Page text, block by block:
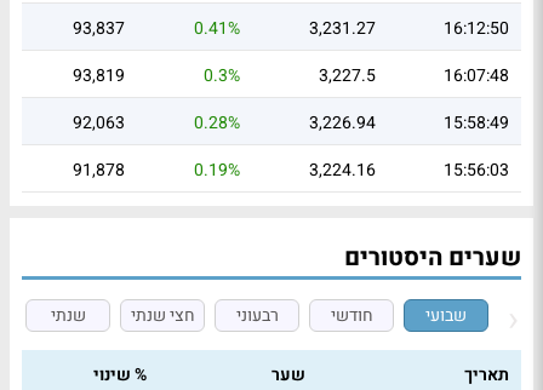
16:12:50
3,231.27
0.41%
93,837
16:07:48
3,227.5
0.3%
93,819
15:58:49
3,226.94
0.28%
92,063
15:56:03
3,224.16
0.19%
91,878
שערים היסטורים
שבועי חודשי רבעוני חצי שנתי שנתי
תאריך שער
% שינוי